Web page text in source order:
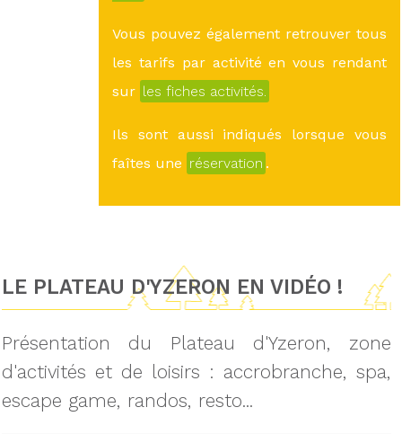
Vous pouvez également retrouver tous
les tarifs par activité en vous rendant
sur les fiches activités.
Ils sont aussi indiqués lorsque vous
faîtes une réservation .
LE PLATEAU D'YZERON EN VIDÉO !
Présentation du Plateau d'Yzeron, zone
d'activités et de loisirs : accrobranche, spa,
escape game, randos, resto...